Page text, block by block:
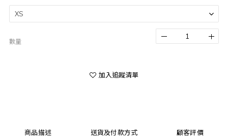
數量
加入追蹤清單
商品描述 送貨及付款方式 顧客評價